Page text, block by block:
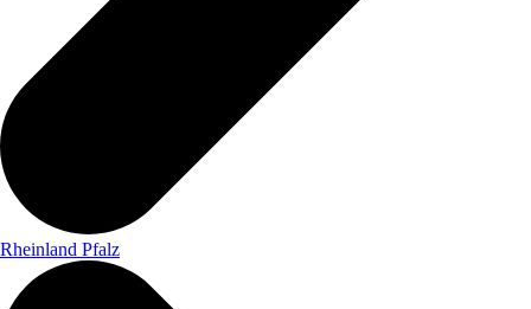
Rheinland Pfalz